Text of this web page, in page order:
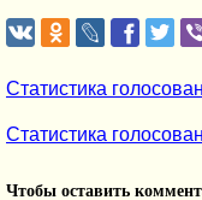
Статистика
Статистика
Чтобы оставить